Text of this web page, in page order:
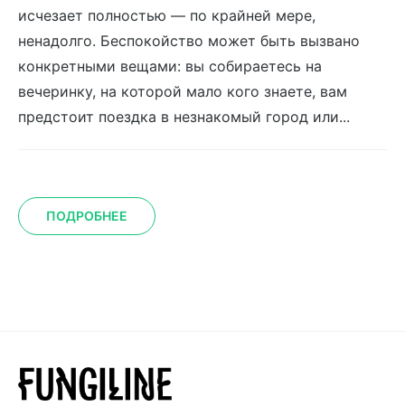
исчезает полностью — по крайней мере,
ненадолго. Беспокойство может быть вызвано
конкретными вещами: вы собираетесь на
вечеринку, на которой мало кого знаете, вам
предстоит поездка в незнакомый город или...
ПОДРОБНЕЕ